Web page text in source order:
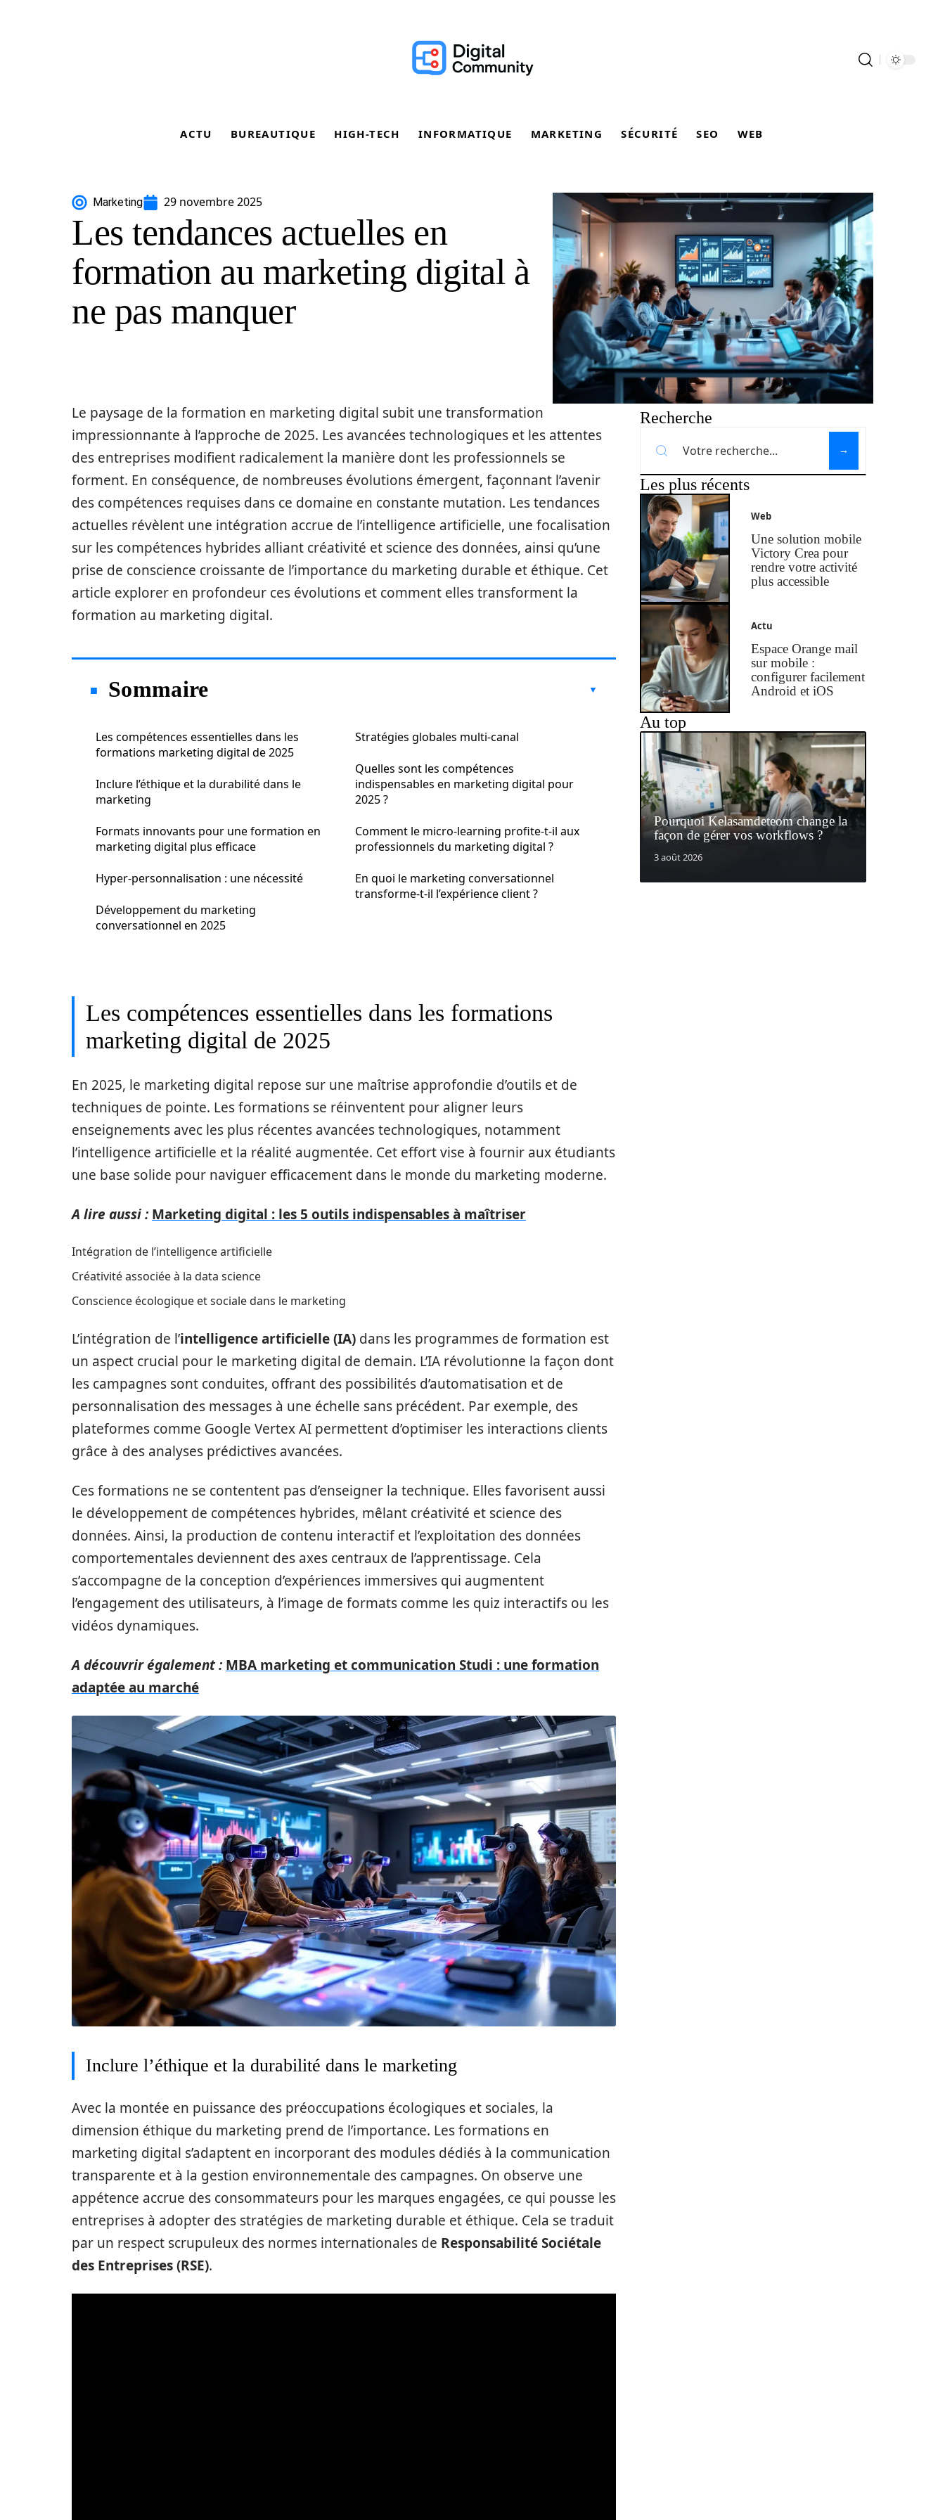
ACTU BUREAUTIQUE HIGH-TECH INFORMATIQUE MARKETING SÉCURITÉ SEO WEB
Marketing 29 novembre 2025
Les tendances actuelles en
formation au marketing digital à
ne pas manquer
Le paysage de la formation en marketing digital subit une transformation
impressionnante à l’approche de 2025. Les avancées technologiques et les attentes
des entreprises modifient radicalement la manière dont les professionnels se
forment. En conséquence, de nombreuses évolutions émergent, façonnant l’avenir
des compétences requises dans ce domaine en constante mutation. Les tendances
actuelles révèlent une intégration accrue de l’intelligence artificielle, une focalisation
sur les compétences hybrides alliant créativité et science des données, ainsi qu’une
prise de conscience croissante de l’importance du marketing durable et éthique. Cet
article explorer en profondeur ces évolutions et comment elles transforment la
formation au marketing digital.
Sommaire
Les compétences essentielles dans les
formations marketing digital de 2025
Inclure l’éthique et la durabilité dans le
marketing
Formats innovants pour une formation en
marketing digital plus efficace
Hyper-personnalisation : une nécessité
Développement du marketing
conversationnel en 2025
Stratégies globales multi-canal
Quelles sont les compétences
indispensables en marketing digital pour
2025 ?
Comment le micro-learning profite-t-il aux
professionnels du marketing digital ?
En quoi le marketing conversationnel
transforme-t-il l’expérience client ?
Les compétences essentielles dans les formations
marketing digital de 2025
En 2025, le marketing digital repose sur une maîtrise approfondie d’outils et de
techniques de pointe. Les formations se réinventent pour aligner leurs
enseignements avec les plus récentes avancées technologiques, notamment
l’intelligence artificielle et la réalité augmentée. Cet effort vise à fournir aux étudiants
une base solide pour naviguer efficacement dans le monde du marketing moderne.
A lire aussi : Marketing digital : les 5 outils indispensables à maîtriser
Intégration de l’intelligence artificielle
Créativité associée à la data science
Conscience écologique et sociale dans le marketing
L’intégration de l’intelligence artificielle (IA) dans les programmes de formation est
un aspect crucial pour le marketing digital de demain. L’IA révolutionne la façon dont
les campagnes sont conduites, offrant des possibilités d’automatisation et de
personnalisation des messages à une échelle sans précédent. Par exemple, des
plateformes comme Google Vertex AI permettent d’optimiser les interactions clients
grâce à des analyses prédictives avancées.
Ces formations ne se contentent pas d’enseigner la technique. Elles favorisent aussi
le développement de compétences hybrides, mêlant créativité et science des
données. Ainsi, la production de contenu interactif et l’exploitation des données
comportementales deviennent des axes centraux de l’apprentissage. Cela
s’accompagne de la conception d’expériences immersives qui augmentent
l’engagement des utilisateurs, à l’image de formats comme les quiz interactifs ou les
vidéos dynamiques.
A découvrir également : MBA marketing et communication Studi : une formation
adaptée au marché
Inclure l’éthique et la durabilité dans le marketing
Avec la montée en puissance des préoccupations écologiques et sociales, la
dimension éthique du marketing prend de l’importance. Les formations en
marketing digital s’adaptent en incorporant des modules dédiés à la communication
transparente et à la gestion environnementale des campagnes. On observe une
appétence accrue des consommateurs pour les marques engagées, ce qui pousse les
entreprises à adopter des stratégies de marketing durable et éthique. Cela se traduit
par un respect scrupuleux des normes internationales de Responsabilité Sociétale
des Entreprises (RSE).
Recherche
Les plus récents
Web
Une solution mobile
Victory Crea pour
rendre votre activité
plus accessible
Actu
Espace Orange mail
sur mobile :
configurer facilement
Android et iOS
Au top
Pourquoi Kelasamdeteom change la
façon de gérer vos workflows ?
3 août 2026